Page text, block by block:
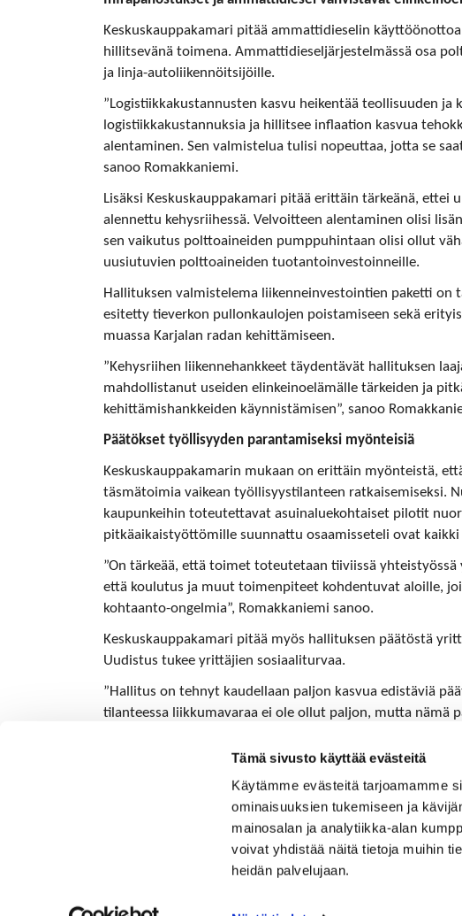
Tämä sivusto käyttää evästeitä
Käytämme evästeitä tarjoamamme
ominaisuuksien tukemiseen ja
mainosalan ja analytiikka-alan
voivat yhdistää näitä tietoja muihin
heidän palvelujaan.
Keskuskauppakamari pitää ammattidieselin
hillitsevänä toimena. Ammattidieseljärjestelmässä osa
ja linja-autoliikennöitsijöille.
”Logistiikkakustannusten kasvu heikentää teollisuuden
logistiikkakustannuksia ja hillitsee inflaation kasvua
alentaminen. Sen valmistelua tulisi nopeuttaa, jotta se
sanoo Romakkaniemi.
Lisäksi Keskuskauppakamari pitää erittäin tärkeänä,
alennettu kehysriihessä. Velvoitteen alentaminen olisi
sen vaikutus polttoaineiden pumppuhintaan olisi ollut
uusiutuvien polttoaineiden tuotantoinvestoinneille.
Hallituksen valmistelema liikenneinvestointien paketti
esitetty tieverkon pullonkaulojen poistamiseen sekä
muassa Karjalan radan kehittämiseen.
”Kehysriihen liikennehankkeet täydentävät hallituksen
mahdollistanut useiden elinkeinoelämälle tärkeiden ja
kehittämishankkeiden käynnistämisen”, sanoo
Päätökset työllisyyden parantamiseksi myönteisiä
Keskuskauppakamarin mukaan on erittäin myönteistä,
täsmätoimia vaikean työllisyystilanteen ratkaisemiseksi.
kaupunkeihin toteutettavat asuinaluekohtaiset pilotit
pitkäaikaistyöttömille suunnattu osaamisseteli ovat kaikki
”On tärkeää, että toimet toteutetaan tiiviissä
että koulutus ja muut toimenpiteet kohdentuvat aloille,
kohtaanto-ongelmia”, Romakkaniemi sanoo.
Keskuskauppakamari pitää myös hallituksen päätöstä
Uudistus tukee yrittäjien sosiaaliturvaa.
”Hallitus on tehnyt kaudellaan paljon kasvua edistäviä
tilanteessa liikkumavaraa ei ole ollut paljon, mutta nämä